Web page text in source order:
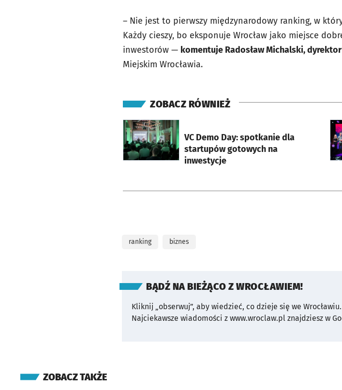
– Nie jest to pierwszy międzynarodowy ranking, w
Każdy cieszy, bo eksponuje Wrocław jako miejsce
inwestorów — komentuje Radosław Michalski,
Miejskim Wrocławia.
ZOBACZ RÓWNIEŻ
VC Demo Day: spotkanie dla
startupów gotowych na
inwestycje
otworzy się w nowej karcie
ranking biznes
BĄDŹ NA BIEŻĄCO Z WROCŁAWIEM!
Kliknij „obserwuj”, aby wiedzieć, co dzieje się we Wrocławiu.
Najciekawsze wiadomości z www.wroclaw.pl znajdziesz w
ZOBACZ TAKŻE